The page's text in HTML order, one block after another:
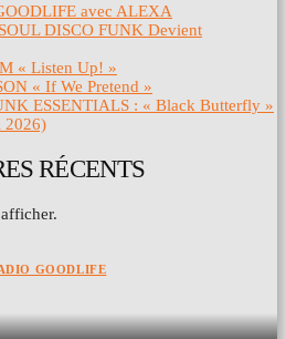
avec ALEXA
DISCO FUNK Devient
« Listen Up! »
« If We Pretend »
ESSENTIALS : « Black Butterfly »
2026)
RÉCENTS
GOODLIFE